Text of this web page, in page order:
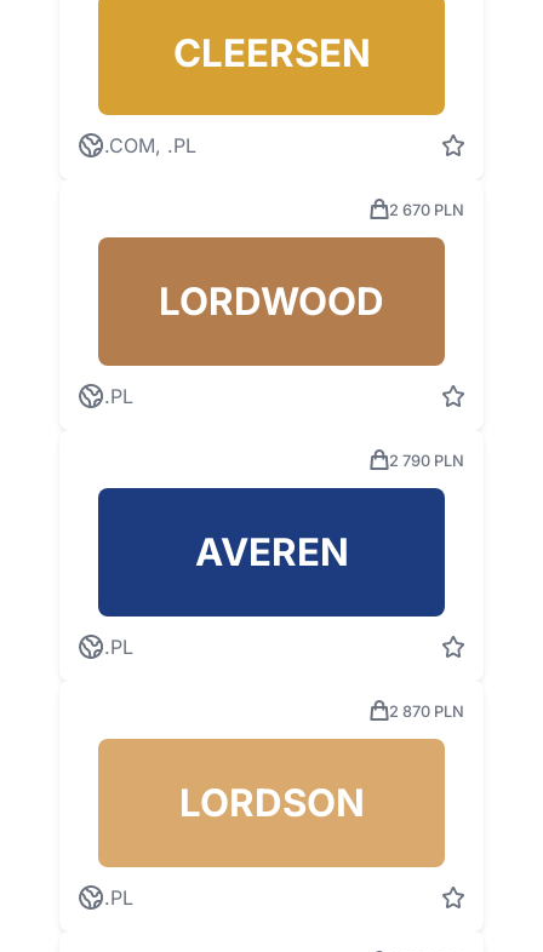
CLEERSEN
.COM, .PL
2 670 PLN
LORDWOOD
.PL
2 790 PLN
AVEREN
.PL
2 870 PLN
LORDSON
.PL